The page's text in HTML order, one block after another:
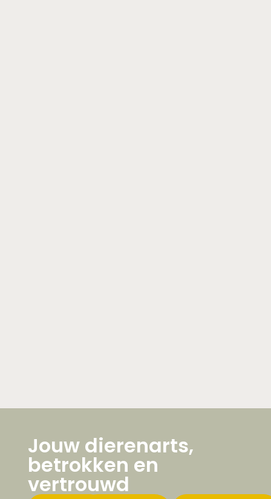
Jouw dierenarts,
betrokken en
vertrouwd